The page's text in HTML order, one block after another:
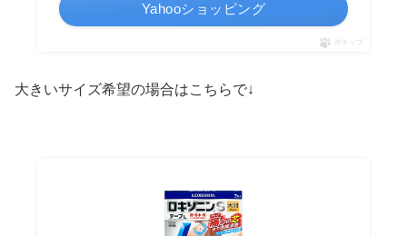
Yahooショッピング
ポチップ
大きいサイズ希望の場合はこちらで↓